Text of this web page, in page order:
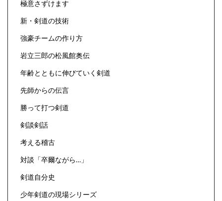
極意さずけます
新・剣道の技術
強豪チームの作り方
岩立三郎の松風館奥伝
年齢とともに伸びていく剣道
先師からの伝言
勝って打つ剣道
剣談剣話
考える稽古
対談「卒爾ながら…」
剣道自分史
少年剣道の現場シリーズ